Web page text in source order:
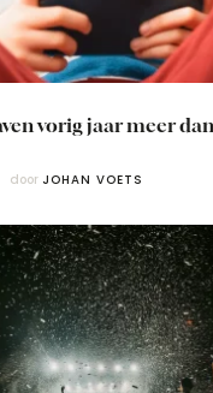
vorig jaar meer
door JOHAN VOETS